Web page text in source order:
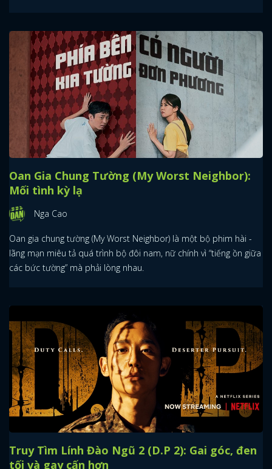
Oan Gia Chung Tường (My Worst Neighbor):
Mối tình kỳ lạ
Nga Cao
Oan gia chung tường (My Worst Neighbor) là một bộ phim hài -
lãng mạn miêu tả quá trình bộ đôi nam, nữ chính vì “tiếng ồn giữa
các bức tường” mà phải lòng nhau.
Truy Tìm Lính Đào Ngũ 2 (D.P 2): Gai góc, đen
tối và gay cấn hơn